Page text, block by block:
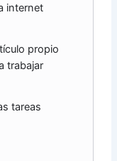
internet
propio
trabajar
tareas